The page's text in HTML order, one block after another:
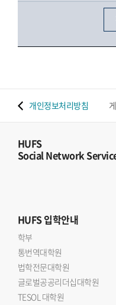
개인정보처리방침
HUFS
Social Network
HUFS입학안내
학부
통번역대학원
법학전문대학원
글로벌공공리더십대학원
TESOL 대학원